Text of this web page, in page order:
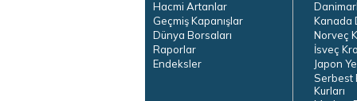
Hacmi Artanlar
Geçmiş Kapanışlar
Dünya Borsaları
Raporlar
Endeksler
Kanada
Norveç
İsveç
Japon
Serbest
Kurları